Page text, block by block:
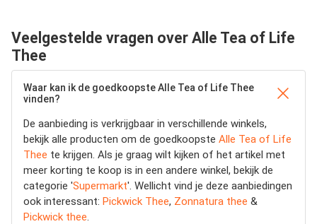
Veelgestelde vragen over Alle Tea of Life
Thee
Waar kan ik de goedkoopste Alle Tea of Life Thee
vinden?
De aanbieding is verkrijgbaar in verschillende winkels,
bekijk alle producten om de goedkoopste Alle Tea of Life
Thee te krijgen. Als je graag wilt kijken of het artikel met
meer korting te koop is in een andere winkel, bekijk de
categorie 'Supermarkt'. Wellicht vind je deze aanbiedingen
ook interessant: Pickwick Thee, Zonnatura thee &
Pickwick thee.